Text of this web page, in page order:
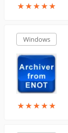
★★★★★
★★★★★
Windows
★★★★★
★★★★★